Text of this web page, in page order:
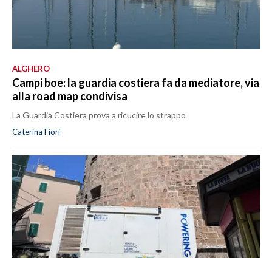
ALGHERO
Campi boe: la guardia costiera fa da mediatore, via
alla road map condivisa
La Guardia Costiera prova a ricucire lo strappo
Caterina Fiori